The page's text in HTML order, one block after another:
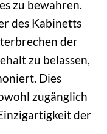
zu bewahren.
des Kabinetts
der
zu belassen,
Dies
zugänglich
der